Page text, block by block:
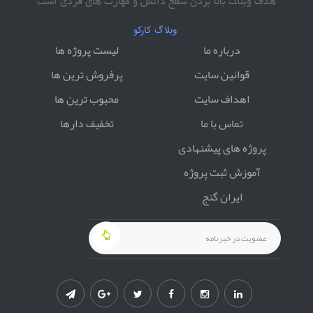
web api
سورس کامل راه اندازی درگاه بانک ملی با استفاده از
برنامه نویسی شی گرا با PHP
سورس کامل راه اندازی درگاه بانک ملی با PHP
سورس کامل راه اندازی درگاه بانک پاسارگاد با برنامه
سورس کامل راه اندازی درگاه بانک پاسارگاد با PHP
سورس کامل اتصال به درگاه زرین پال با PHP
وبلاگ کارکو
درباره ما
قوانین سایت
اهداف سایت
تماس با ما
لیست پروژه ها
پرفروش ترین ها
محبوب ترین ها
تخفیف دارها
پروژه های پیشنهادی
آموزش ثبت پروژه
ایران گنج